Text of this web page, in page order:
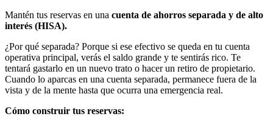
Mantén tus reservas en una cuenta de ahorros separada y de alto
interés (HISA).
¿Por qué separada? Porque si ese efectivo se queda en tu cuenta
operativa principal, verás el saldo grande y te sentirás rico. Te
tentará gastarlo en un nuevo trato o hacer un retiro de propietario.
Cuando lo aparcas en una cuenta separada, permanece fuera de la
vista y de la mente hasta que ocurra una emergencia real.
Cómo construir tus reservas: